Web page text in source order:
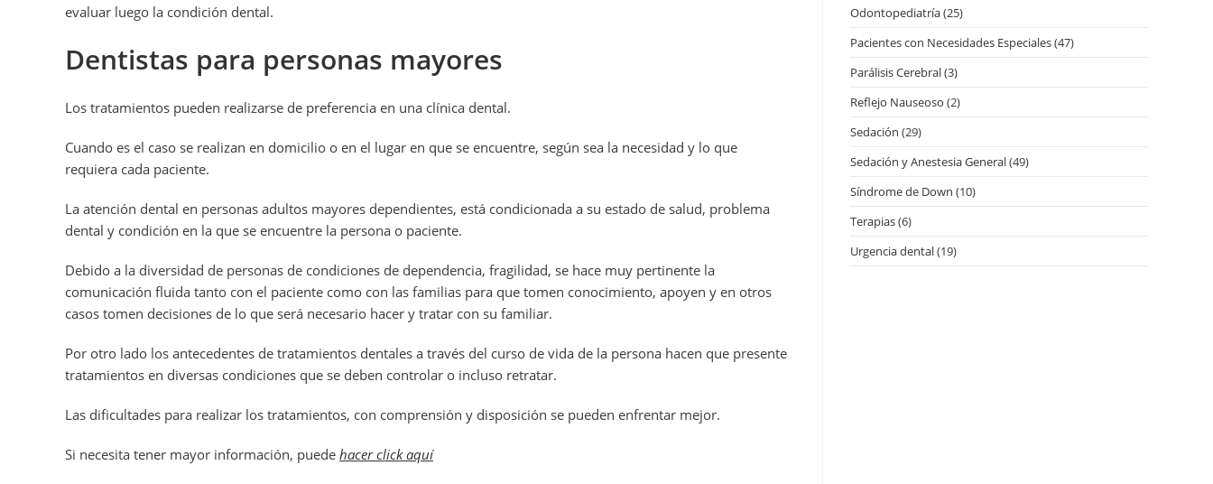
evaluar luego la condición dental.
Dentistas para personas mayores
Los tratamientos pueden realizarse de preferencia en una clínica dental.
Cuando es el caso se realizan en domicilio o en el lugar en que se encuentre, según sea la necesidad y lo que
requiera cada paciente.
La atención dental en personas adultos mayores dependientes, está condicionada a su estado de salud, problema
dental y condición en la que se encuentre la persona o paciente.
Debido a la diversidad de personas de condiciones de dependencia, fragilidad, se hace muy pertinente la
comunicación fluida tanto con el paciente como con las familias para que tomen conocimiento, apoyen y en otros
casos tomen decisiones de lo que será necesario hacer y tratar con su familiar.
Por otro lado los antecedentes de tratamientos dentales a través del curso de vida de la persona hacen que presente
tratamientos en diversas condiciones que se deben controlar o incluso retratar.
Las dificultades para realizar los tratamientos, con comprensión y disposición se pueden enfrentar mejor.
Si necesita tener mayor información, puede hacer click aquí
Odontopediatría(25)
Pacientes con Necesidades Especiales(47)
Parálisis Cerebral(3)
Reflejo Nauseoso (2)
Sedación (29)
Sedación y Anestesia General(49)
Síndrome de Down (10)
Terapias(6)
Urgencia dental(19)